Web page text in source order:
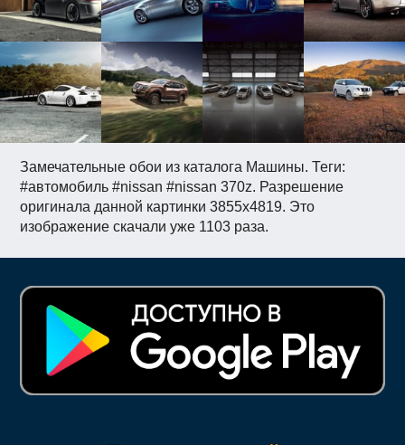
Замечательные обои из каталога Машины. Теги:
#автомобиль #nissan #nissan 370z. Разрешение
оригинала данной картинки 3855x4819. Это
изображение скачали уже 1103 раза.